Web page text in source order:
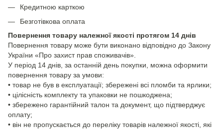
Кредитною карткою
Безготівкова оплата
Повернення товару належної якості протягом 14 днів
Повернення товару може бути виконано відповідно до Закону
України «Про захист прав споживачів».
У період 14 днів, за останній день покупки, можна оформити
повернення товару за умови:
• товар не був в експлуатації; збережені всі пломби та ярлики;
• цілісність комплекту та упаковки не пошкоджена;
• збережено гарантійний талон та документ, що підтверджує
оплату;
• він не пропускається до переліку товарів належної якості, які